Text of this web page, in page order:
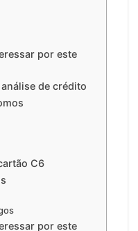
por este
de crédito
C6
por este